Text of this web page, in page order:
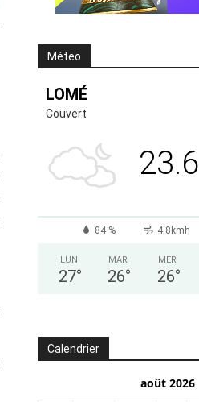
Méteo
LOMÉ
Couvert
23.6
84 % 4.8kmh
LUN
27°
MAR
26°
MER
26°
Calendrier
août 2026